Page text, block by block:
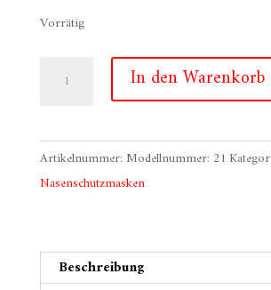
Vorrätig
Schnabelmaske:
Camouflage
Menge
In den Warenkorb
Artikelnummer: Modellnummer: 21
Nasenschutzmasken
Beschreibung